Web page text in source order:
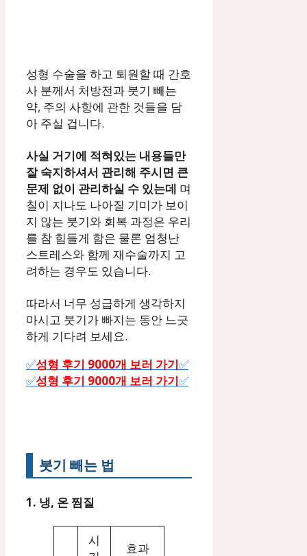
성형 수술을 하고 퇴원할 때 간호
사 분께서 처방전과 붓기 빼는
약, 주의 사항에 관한 것들을 담
아 주실 겁니다.
사실 거기에 적혀있는 내용들만
잘 숙지하셔서 관리해 주시면 큰
문제 없이 관리하실 수 있는데 며
칠이 지나도 나아질 기미가 보이
지 않는 붓기와 회복 과정은 우리
를 참 힘들게 함은 물론 엄청난
스트레스와 함께 재수술까지 고
려하는 경우도 있습니다.
따라서 너무 성급하게 생각하지
마시고 붓기가 빠지는 동안 느긋
하게 기다려 보세요.
✅성형 후기 9000개 보러 가기✅
✅성형 후기 9000개 보러 가기✅
붓기 빼는 법
1. 냉, 온 찜질
시
효과